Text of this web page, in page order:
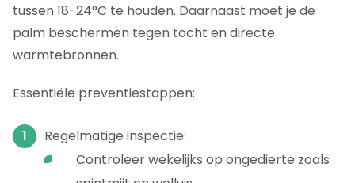
tussen 18-24°C te houden. Daarnaast moet je de
palm beschermen tegen tocht en directe
warmtebronnen.
Essentiële preventiestappen:
Regelmatige inspectie:
Controleer wekelijks op ongedierte zoals